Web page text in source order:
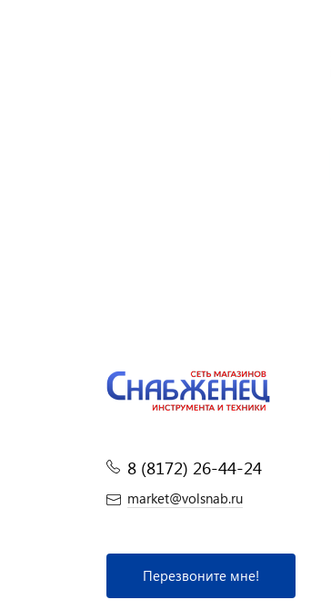
8 (8172) 26-44-24
market@volsnab.ru
Перезвоните мне!